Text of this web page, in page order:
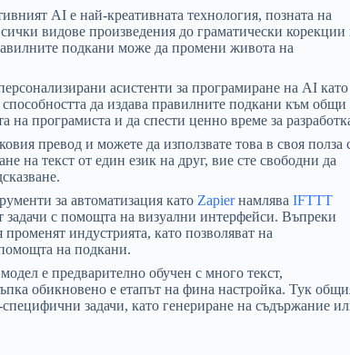
AI е най-креативната технология, позната на
видове произведения до граматически корекции
подкани може да промени живота на
асистенти за програмиране на AI като
способността да издава правилните подкани към
програмиста и да спести ценно време за
превод и можете да използвате това в своя полза
на текст от един език на друг, вие сте свободни да
за автоматизация като Zapierнамлява IFTTT
задачи с помощта на визуални интерфейси. Въпреки
индустрията, като позволяват на
на подкани.
е предварително обучен с много текст,
обикновено е етапът на фина настройка. Тук
задачи, като генериране на съдържание